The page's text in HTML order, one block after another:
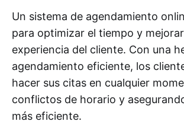
Un sistema de agendamiento
para optimizar el tiempo y
experiencia del cliente. Con una
agendamiento eficiente, los
hacer sus citas en cualquier
conflictos de horario y
más eficiente.